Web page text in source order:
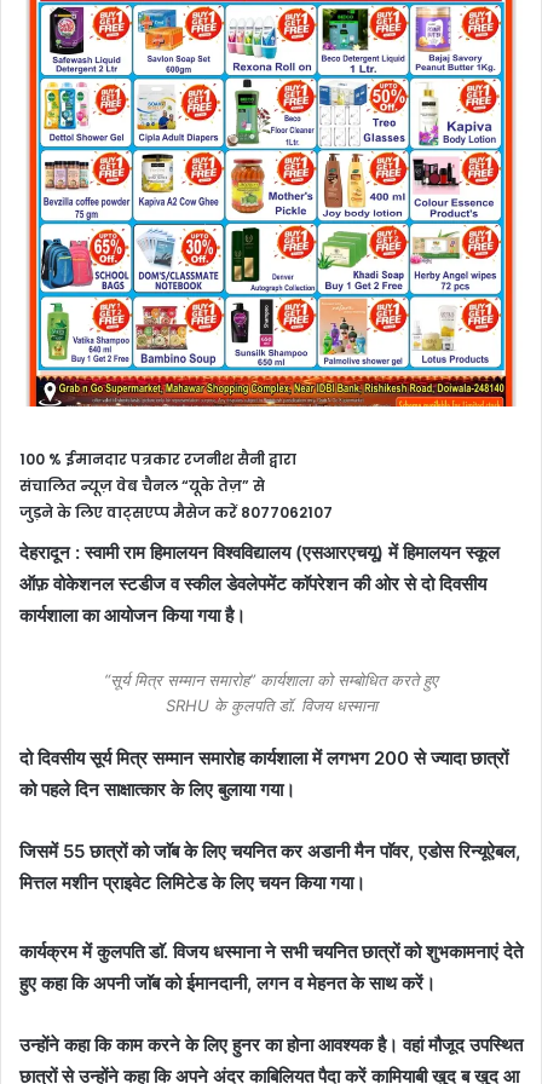
100 % ईमानदार पत्रकार रजनीश सैनी द्वारा
संचालित न्यूज़ वेब चैनल “यूके तेज़” से
जुड़ने के लिए वाट्सएप्प मैसेज करें 8077062107
देहरादून : स्वामी राम हिमालयन विश्वविद्यालय (एसआरएचयू) में हिमालयन स्कूल
ऑफ़ वोकेशनल स्टडीज व स्कील डेवलेपमेंट काॅपरेशन की ओर से दो दिवसीय
कार्यशाला का आयोजन किया गया है।
“सूर्य मित्र सम्मान समारोह” कार्यशाला को सम्बोधित करते हुए
SRHU के कुलपति डॉ. विजय धस्माना
दो दिवसीय सूर्य मित्र सम्मान समारोह कार्यशाला में लगभग 200 से ज्यादा छात्रों
को पहले दिन साक्षात्कार के लिए बुलाया गया।
जिसमें 55 छात्रों को जाॅब के लिए चयनित कर अडानी मैन पाॅवर, एडोस रिन्यूऐबल,
मित्तल मशीन प्राइवेट लिमिटेड के लिए चयन किया गया।
कार्यक्रम में कुलपति डाॅ. विजय धस्माना ने सभी चयनित छात्रों को शुभकामनाएं देते
हुए कहा कि अपनी जाॅब को ईमानदानी, लगन व मेहनत के साथ करें।
उन्होंने कहा कि काम करने के लिए हुनर का होना आवश्यक है। वहां मौजूद उपस्थित
छात्रों से उन्होंने कहा कि अपने अंदर काबिलियत पैदा करें कामियाबी खुद ब खुद आ